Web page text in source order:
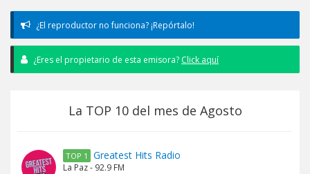
¿El reproductor no funciona? ¡Repórtalo!
¿Eres el propietario de esta emisora? Click aquí
La TOP 10 del mes de Agosto
TOP 1 Greatest Hits Radio
La Paz - 92.9 FM